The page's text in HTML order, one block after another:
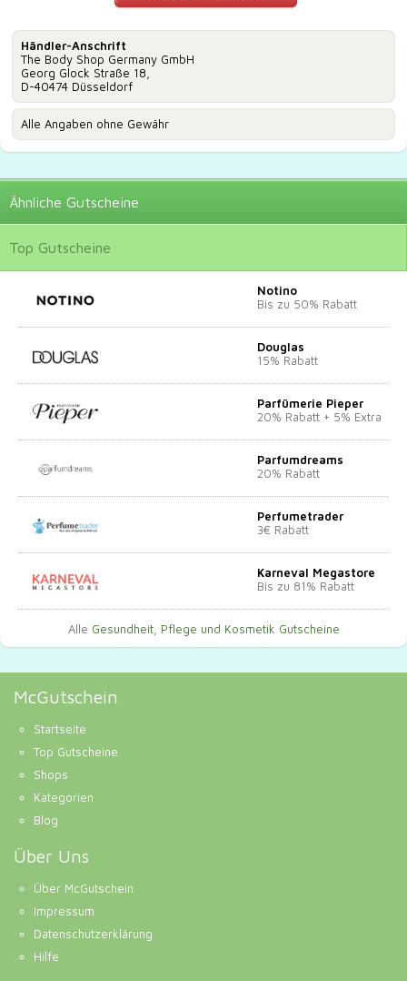
Händler-Anschrift
The Body Shop Germany GmbH
Georg Glock Straße 18,
D-40474 Düsseldorf
Alle Angaben ohne Gewähr
Ähnliche Gutscheine
Top Gutscheine
Notino
Bis zu 50% Rabatt
Douglas
15% Rabatt
Parfümerie Pieper
20% Rabatt + 5% Extra
Parfumdreams
20% Rabatt
Perfumetrader
3€ Rabatt
Karneval Megastore
Bis zu 81% Rabatt
Alle Gesundheit, Pflege und Kosmetik Gutscheine
McGutschein
Startseite
Top Gutscheine
Shops
Kategorien
Blog
Über Uns
Über McGutschein
Impressum
Datenschutzerklärung
Hilfe